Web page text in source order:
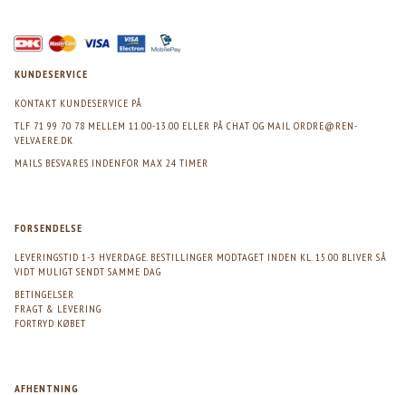
KUNDESERVICE
KONTAKT KUNDESERVICE PÅ
TLF 71 99 70 78 MELLEM 11.00-13.00 ELLER PÅ CHAT OG MAIL ORDRE@REN-
VELVAERE.DK
MAILS BESVARES INDENFOR MAX 24 TIMER
FORSENDELSE
LEVERINGSTID 1-3 HVERDAGE. BESTILLINGER MODTAGET INDEN KL. 15.00 BLIVER SÅ
VIDT MULIGT SENDT SAMME DAG
BETINGELSER
FRAGT & LEVERING
FORTRYD KØBET
AFHENTNING